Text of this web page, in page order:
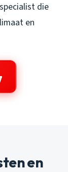
die
en
en